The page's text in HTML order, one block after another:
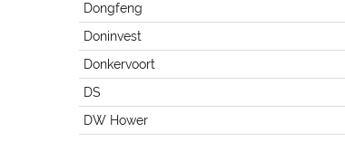
Dongfeng
Doninvest
Donkervoort
DS
DW Hower